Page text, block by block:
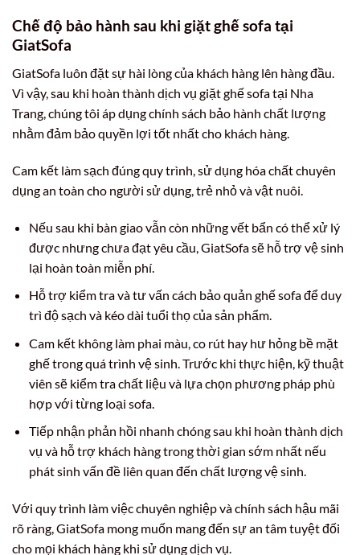
Chế độ bảo hành sau khi giặt ghế sofa tại
GiatSofa
GiatSofa luôn đặt sự hài lòng của khách hàng lên hàng đầu.
Vì vậy, sau khi hoàn thành dịch vụ giặt ghế sofa tại Nha
Trang, chúng tôi áp dụng chính sách bảo hành chất lượng
nhằm đảm bảo quyền lợi tốt nhất cho khách hàng.
Cam kết làm sạch đúng quy trình, sử dụng hóa chất chuyên
dụng an toàn cho người sử dụng, trẻ nhỏ và vật nuôi.
Nếu sau khi bàn giao vẫn còn những vết bẩn có thể xử lý
được nhưng chưa đạt yêu cầu, GiatSofa sẽ hỗ trợ vệ sinh
lại hoàn toàn miễn phí.
Hỗ trợ kiểm tra và tư vấn cách bảo quản ghế sofa để duy
trì độ sạch và kéo dài tuổi thọ của sản phẩm.
Cam kết không làm phai màu, co rút hay hư hỏng bề mặt
ghế trong quá trình vệ sinh. Trước khi thực hiện, kỹ thuật
viên sẽ kiểm tra chất liệu và lựa chọn phương pháp phù
hợp với từng loại sofa.
Tiếp nhận phản hồi nhanh chóng sau khi hoàn thành dịch
vụ và hỗ trợ khách hàng trong thời gian sớm nhất nếu
phát sinh vấn đề liên quan đến chất lượng vệ sinh.
Với quy trình làm việc chuyên nghiệp và chính sách hậu mãi
rõ ràng, GiatSofa mong muốn mang đến sự an tâm tuyệt đối
cho mọi khách hàng khi sử dụng dịch vụ.